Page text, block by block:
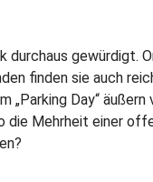
durchaus gewürdigt.
finden sie auch
„Parking Day“
die Mehrheit einer